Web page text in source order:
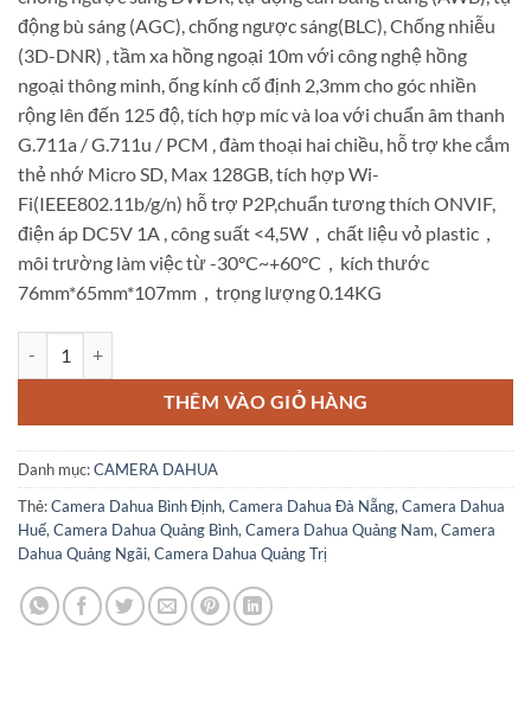
động bù sáng (AGC), chống ngược sáng(BLC), Chống nhiễu
(3D-DNR) , tầm xa hồng ngoại 10m với công nghệ hồng
ngoại thông minh, ống kính cố định 2,3mm cho góc nhiền
rộng lên đến 125 độ, tích hợp míc và loa với chuẩn âm thanh
G.711a / G.711u / PCM , đàm thoại hai chiều, hỗ trợ khe cắm
thẻ nhớ Micro SD, Max 128GB, tích hợp Wi-
Fi(IEEE802.11b/g/n) hỗ trợ P2P,chuẩn tương thích ONVIF,
điện áp DC5V 1A , công suất <4,5W，chất liệu vỏ plastic，
môi trường làm việc từ -30°C~+60°C，kích thước
76mm*65mm*107mm，trọng lượng 0.14KG
THÊM VÀO GIỎ HÀNG
Danh mục:CAMERA DAHUA
Thẻ:Camera Dahua Bình Định, Camera Dahua Đà Nẵng, Camera Dahua
Huế, Camera Dahua Quảng Bình, Camera Dahua Quảng Nam, Camera
Dahua Quảng Ngãi, Camera Dahua Quảng Trị